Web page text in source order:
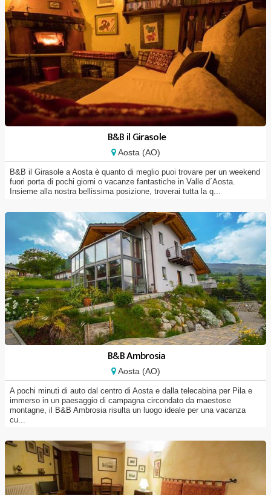
B&B il Girasole
Aosta (AO)
B&B il Girasole a Aosta è quanto di meglio puoi trovare per un weekend
fuori porta di pochi giorni o vacanze fantastiche in Valle d´Aosta.
Insieme alla nostra bellissima posizione, troverai tutta la q...
B&B Ambrosia
Aosta (AO)
A pochi minuti di auto dal centro di Aosta e dalla telecabina per Pila e
immerso in un paesaggio di campagna circondato da maestose
montagne, il B&B Ambrosia risulta un luogo ideale per una vacanza
cu...